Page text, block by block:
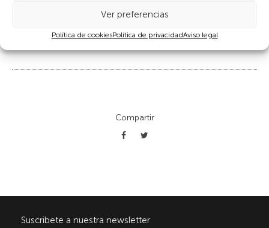
Ver preferencias
Política de cookiesPolítica de privacidadAviso legal
Foto, Clara Sánchez
Compartir
Suscribete a nuestra newsletter